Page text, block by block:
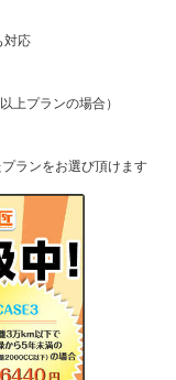
対応
上プランの場合）
ランをお選び頂けます